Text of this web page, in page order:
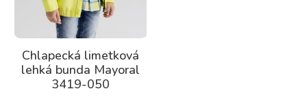
Chlapecká limetková
lehká bunda Mayoral
3419-050